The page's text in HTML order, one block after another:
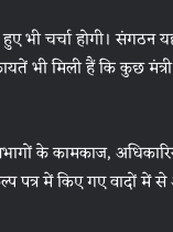
चर्चा होगी। संगठन
भी मिली हैं कि कुछ
के कामकाज,
पत्र में किए गए